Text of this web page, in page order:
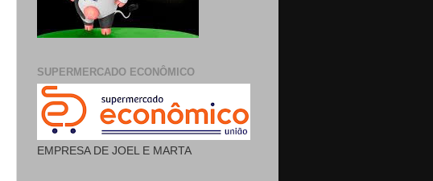
SUPERMERCADO ECONÔMICO
EMPRESA DE JOEL E MARTA